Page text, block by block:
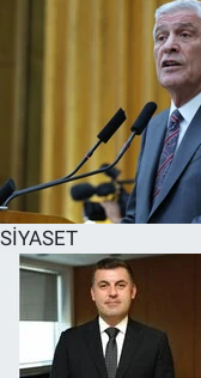
SİYASET